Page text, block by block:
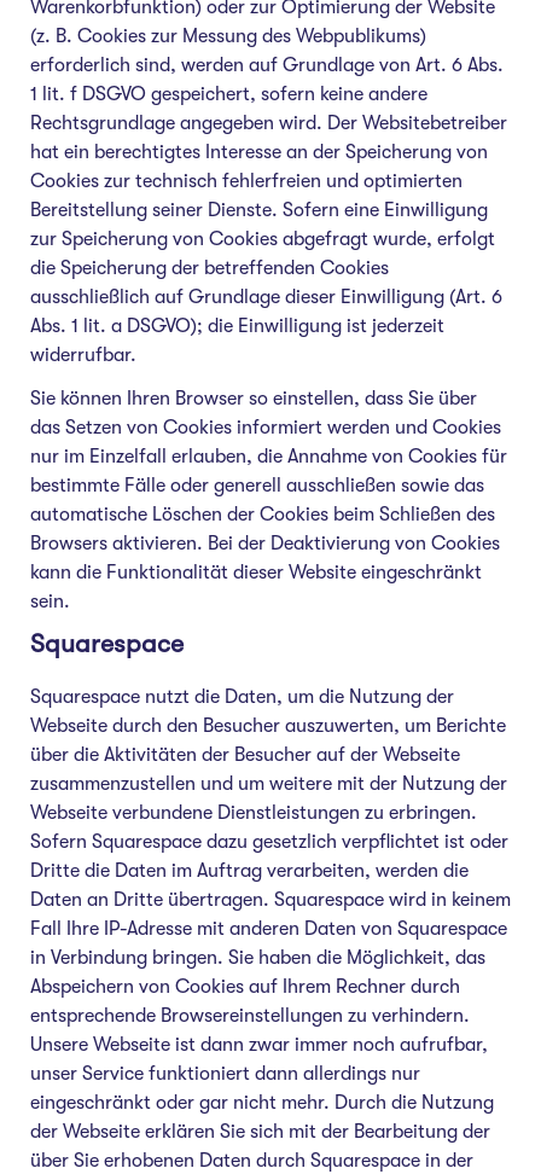
Warenkorbfunktion) oder zur Optimierung der Website
(z. B. Cookies zur Messung des Webpublikums)
erforderlich sind, werden auf Grundlage von Art. 6 Abs.
1 lit. f DSGVO gespeichert, sofern keine andere
Rechtsgrundlage angegeben wird. Der Websitebetreiber
hat ein berechtigtes Interesse an der Speicherung von
Cookies zur technisch fehlerfreien und optimierten
Bereitstellung seiner Dienste. Sofern eine Einwilligung
zur Speicherung von Cookies abgefragt wurde, erfolgt
die Speicherung der betreffenden Cookies
ausschließlich auf Grundlage dieser Einwilligung (Art. 6
Abs. 1 lit. a DSGVO); die Einwilligung ist jederzeit
widerrufbar.
Sie können Ihren Browser so einstellen, dass Sie über
das Setzen von Cookies informiert werden und Cookies
nur im Einzelfall erlauben, die Annahme von Cookies für
bestimmte Fälle oder generell ausschließen sowie das
automatische Löschen der Cookies beim Schließen des
Browsers aktivieren. Bei der Deaktivierung von Cookies
kann die Funktionalität dieser Website eingeschränkt
sein.
Squarespace
Squarespace nutzt die Daten, um die Nutzung der
Webseite durch den Besucher auszuwerten, um Berichte
über die Aktivitäten der Besucher auf der Webseite
zusammenzustellen und um weitere mit der Nutzung der
Webseite verbundene Dienstleistungen zu erbringen.
Sofern Squarespace dazu gesetzlich verpflichtet ist oder
Dritte die Daten im Auftrag verarbeiten, werden die
Daten an Dritte übertragen. Squarespace wird in keinem
Fall Ihre IP-Adresse mit anderen Daten von Squarespace
in Verbindung bringen. Sie haben die Möglichkeit, das
Abspeichern von Cookies auf Ihrem Rechner durch
entsprechende Browsereinstellungen zu verhindern.
Unsere Webseite ist dann zwar immer noch aufrufbar,
unser Service funktioniert dann allerdings nur
eingeschränkt oder gar nicht mehr. Durch die Nutzung
der Webseite erklären Sie sich mit der Bearbeitung der
über Sie erhobenen Daten durch Squarespace in der